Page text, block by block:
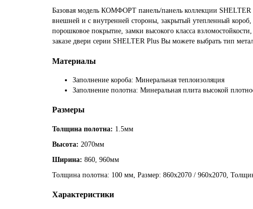
Базовая модель КОМФОРТ панель/панель коллекции
внешней и с внутренней стороны, закрытый утепленный
порошковое покрытие, замки высокого класса
заказе двери серии SHELTER Plus Вы можете выбрать тип
Материалы
Заполнение короба: Минеральная теплоизоляция
Заполнение полотна: Минеральная плита высокой
Размеры
Толщина полотна: 1.5мм
Высота: 2070мм
Ширина: 860, 960мм
Толщина полотна: 100 мм, Размер: 860х2070 / 960х2070,
Характеристики